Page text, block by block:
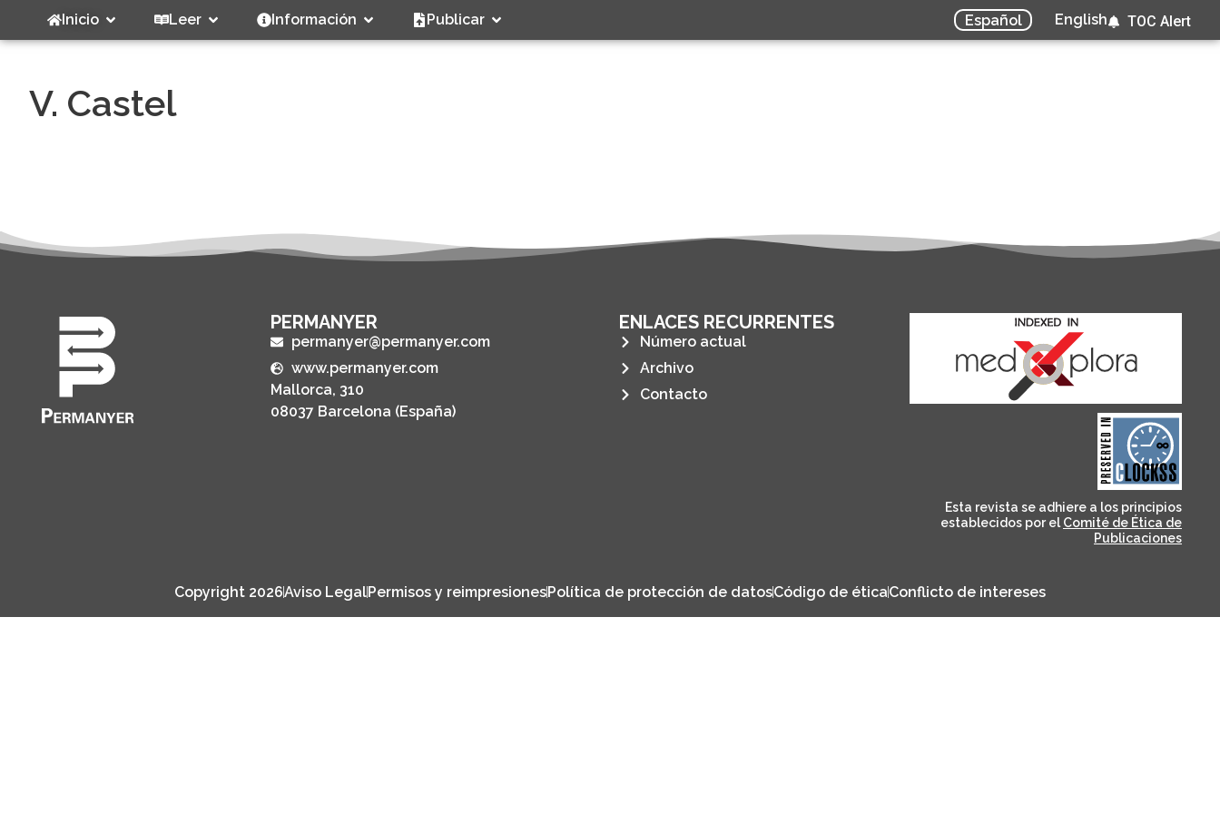
Inicio Leer Información Publicar Español English TOC Alert
V. Castel
PERMANYER
permanyer@permanyer.com
www.permanyer.com
Mallorca, 310
08037 Barcelona (España)
ENLACES RECURRENTES
Número actual
Archivo
Contacto
CLOCKSS is a dak archive
that ensures the long-
term survival of web-
based scholary
publications, governed by
and for its stakeholders.
Esta revista se adhiere a los principios
establecidos por el Comité de Ética de
Publicaciones
Copyright 2026Aviso LegalPermisos y reimpresionesPolítica de protección de datosCódigo de éticaConflicto de intereses